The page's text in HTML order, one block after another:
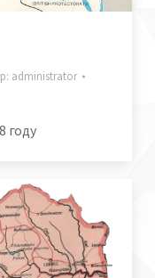
administrator
году